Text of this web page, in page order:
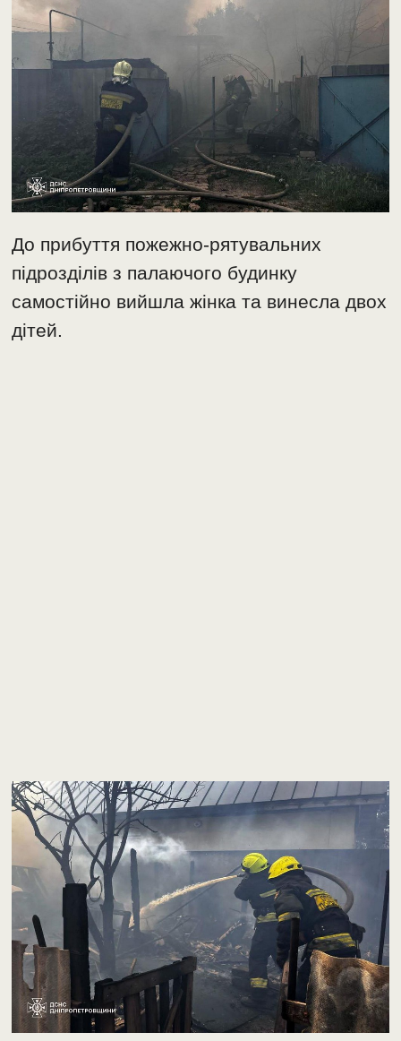
До прибуття пожежно-рятувальних
підрозділів з палаючого будинку
самостійно вийшла жінка та винесла двох
дітей.